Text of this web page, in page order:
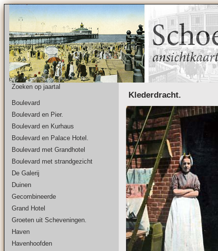
Zoeken op jaartal
Boulevard
Boulevard en Pier.
Boulevard en Kurhaus
Boulevard en Palace Hotel.
Boulevard met Grandhotel
Boulevard met strandgezicht
De Galerij
Duinen
Gecombineerde
Grand Hotel
Groeten uit Scheveningen.
Haven
Havenhoofden
Klederdracht.